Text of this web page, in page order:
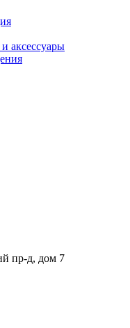
аксессуары
пр-д, дом 7